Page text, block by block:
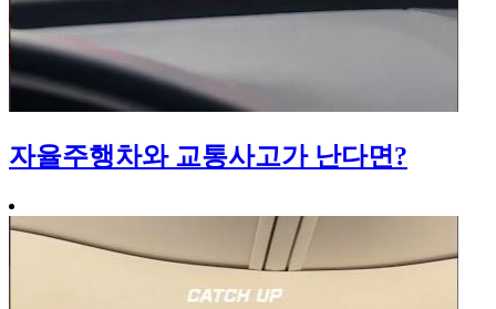
자율주행차와 교통사고가 난다면?